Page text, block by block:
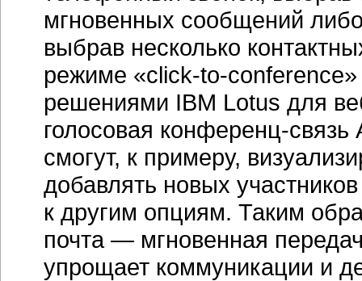
мгновенных сообщений
выбрав несколько
режиме «click-to-
решениями IBM Lotus для
голосовая конференц-связь
смогут, к примеру,
добавлять новых
к другим опциям. Таким
почта — мгновенная
упрощает коммуникации и